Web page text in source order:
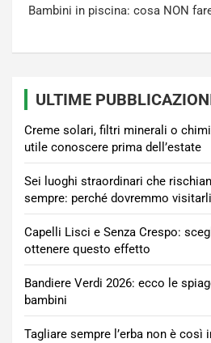
Bambini in piscina: cosa NON
ULTIME
Creme solari, filtri minerali o
utile conoscere prima dell’estate
Sei luoghi straordinari che
sempre: perché dovremmo
Capelli Lisci e Senza Crespo:
ottenere questo effetto
Bandiere Verdi 2026: ecco le
bambini
Tagliare sempre l’erba non è così